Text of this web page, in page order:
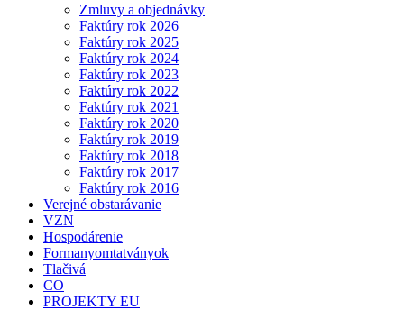
Zmluvy a objednávky
Faktúry rok 2026
Faktúry rok 2025
Faktúry rok 2024
Faktúry rok 2023
Faktúry rok 2022
Faktúry rok 2021
Faktúry rok 2020
Faktúry rok 2019
Faktúry rok 2018
Faktúry rok 2017
Faktúry rok 2016
Verejné obstarávanie
VZN
Hospodárenie
Formanyomtatványok
Tlačivá
CO
PROJEKTY EU